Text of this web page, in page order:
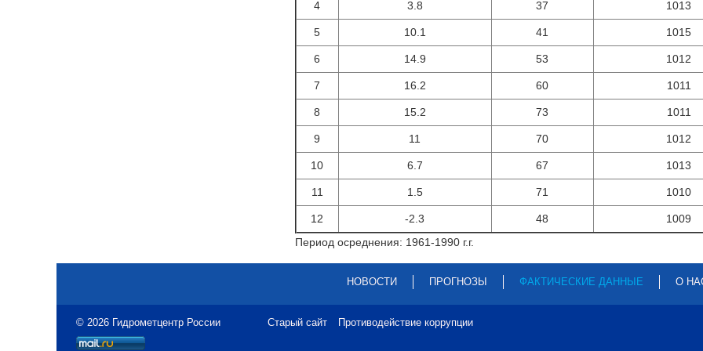
4 3.8 37 1013
5 10.1 41 1015
6 14.9 53 1012
7 16.2 60 1011
8 15.2 73 1011
9 11 70 1012
10 6.7 67 1013
11 1.5 71 1010
12 -2.3 48
1009
Период осреднения: 1961-1990 г.г.
НОВОСТИ ПРОГНОЗЫ ФАКТИЧЕСКИЕ ДАННЫЕ О
© 2026 Гидрометцентр России Старый сайт Противодействие коррупции